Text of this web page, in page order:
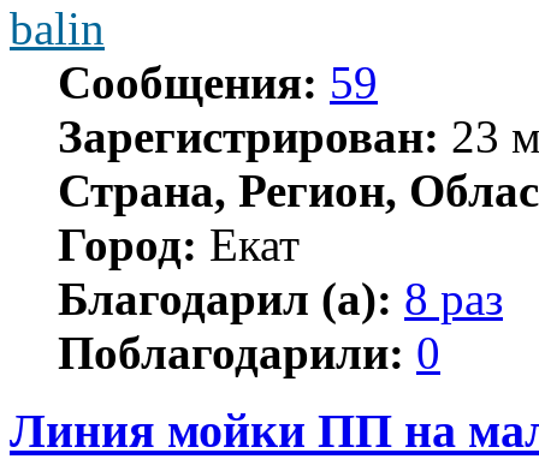
balin
Сообщения: 59
Зарегистрирован: 23
Страна, Регион,
Город: Екат
Благодарил (а): 8 раз
Поблагодарили: 0
Линия мойки ПП на